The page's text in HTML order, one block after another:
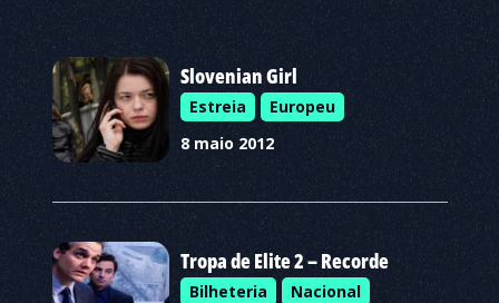
Slovenian Girl
Estreia
Europeu
8 maio 2012
Tropa de Elite 2 – Recorde
Bilheteria
Nacional